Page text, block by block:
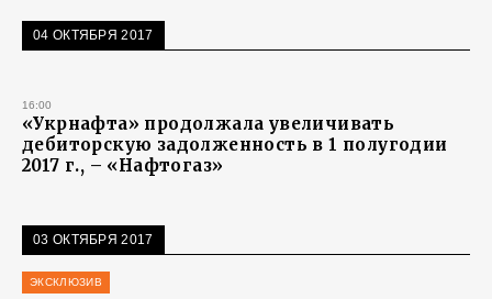
04 ОКТЯБРЯ 2017
16:00
«Укрнафта» продолжала увеличивать
дебиторскую задолженность в 1 полугодии
2017 г., – «Нафтогаз»
03 ОКТЯБРЯ 2017
ЭКСКЛЮЗИВ